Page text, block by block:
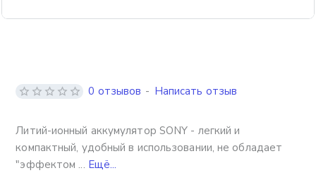
Литий-ионный аккумулятор SONY - легкий и
компактный, удобный в использовании, не обладает
"эффектом ... Ещё...
0 отзывов - Написать отзыв